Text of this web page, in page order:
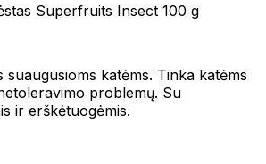
Superfruits Insect 100 g
suaugusioms katėms. Tinka katėms
problemų. Su
ir erškėtuogėmis.